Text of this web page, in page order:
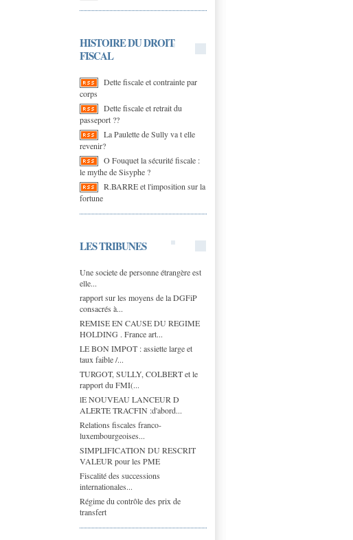
HISTOIRE DU DROIT
FISCAL
Dette fiscale et contrainte par
corps
Dette fiscale et retrait du
passeport ??
La Paulette de Sully va t elle
revenir?
O Fouquet la sécurité fiscale :
le mythe de Sisyphe ?
R.BARRE et l'imposition sur la
fortune
LES TRIBUNES
Une societe de personne étrangère est
elle...
rapport sur les moyens de la DGFiP
consacrés à...
REMISE EN CAUSE DU REGIME
HOLDING . France art...
LE BON IMPOT : assiette large et
taux faible /...
TURGOT, SULLY, COLBERT et le
rapport du FMI(...
lE NOUVEAU LANCEUR D
ALERTE TRACFIN :d'abord...
Relations fiscales franco-
luxembourgeoises...
SIMPLIFICATION DU RESCRIT
VALEUR pour les PME
Fiscalité des successions
internationales...
Régime du contrôle des prix de
transfert